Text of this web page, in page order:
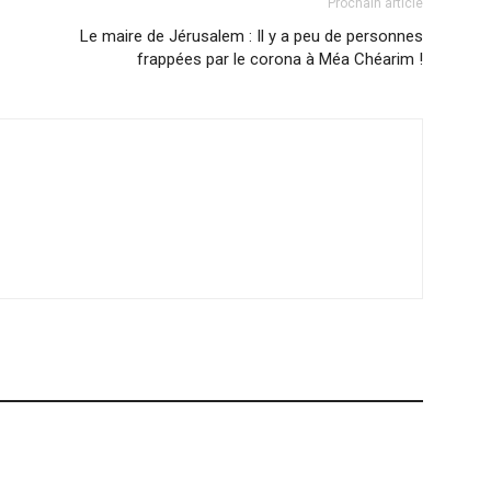
Prochain article
Le maire de Jérusalem : Il y a peu de personnes
frappées par le corona à Méa Chéarim !